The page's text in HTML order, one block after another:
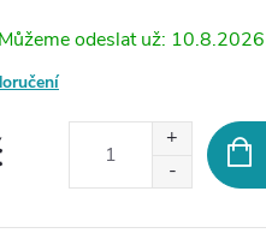
10.8.2026